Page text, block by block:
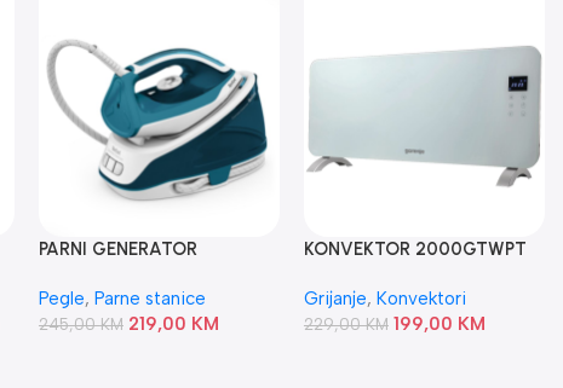
PARNI GENERATOR
Pegle, Parne stanice
245,00KM 219,00 KM
KONVEKTOR 2000GTWPT
Grijanje, Konvektori
229,00KM 199,00 KM